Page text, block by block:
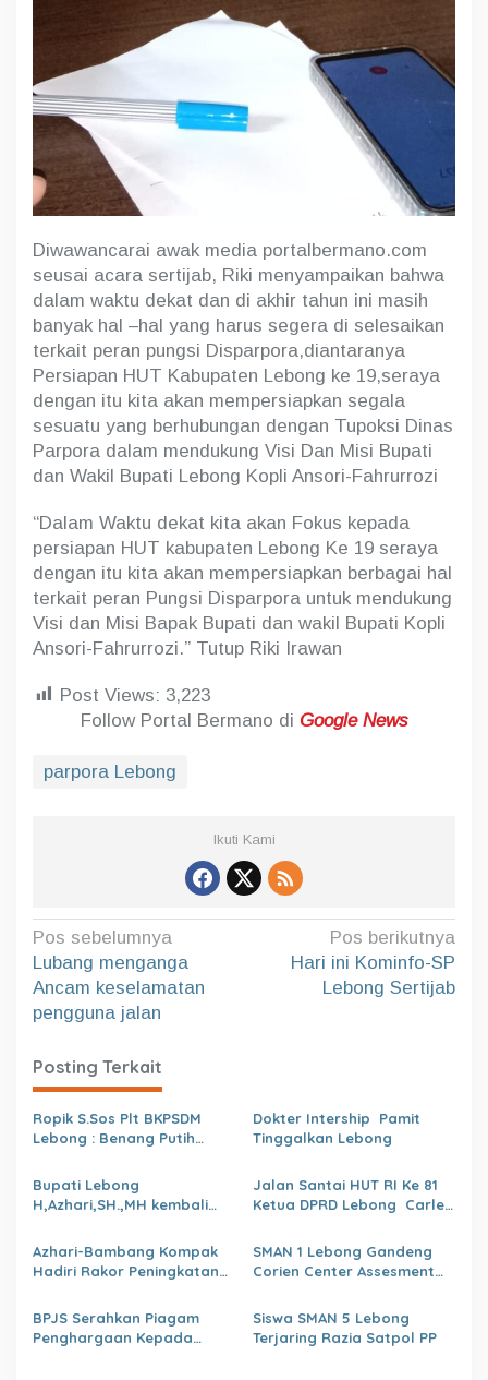
Diwawancarai awak media portalbermano.com
seusai acara sertijab, Riki menyampaikan bahwa
dalam waktu dekat dan di akhir tahun ini masih
banyak hal –hal yang harus segera di selesaikan
terkait peran pungsi Disparpora,diantaranya
Persiapan HUT Kabupaten Lebong ke 19,seraya
dengan itu kita akan mempersiapkan segala
sesuatu yang berhubungan dengan Tupoksi Dinas
Parpora dalam mendukung Visi Dan Misi Bupati
dan Wakil Bupati Lebong Kopli Ansori-Fahrurrozi
“Dalam Waktu dekat kita akan Fokus kepada
persiapan HUT kabupaten Lebong Ke 19 seraya
dengan itu kita akan mempersiapkan berbagai hal
terkait peran Pungsi Disparpora untuk mendukung
Visi dan Misi Bapak Bupati dan wakil Bupati Kopli
Ansori-Fahrurrozi.” Tutup Riki Irawan
Post Views: 3,223
Follow Portal Bermano di Google News
parpora Lebong
Ikuti Kami
N
a
v
i
g
a
s
i
p
o
s
Pos sebelumnya
Lubang menganga
Ancam keselamatan
pengguna jalan
Pos berikutnya
Hari ini Kominfo-SP
Lebong Sertijab
Posting Terkait
Ropik S.Sos Plt BKPSDM
Lebong : Benang Putih
dan Isu Buruk Pelayanan
BKPSDM
Dokter Intership Pamit
Tinggalkan Lebong
Bupati Lebong
H,Azhari,SH.,MH kembali
Jalan Santai HUT RI Ke 81
Ketua DPRD Lebong Carles
Israwati Makmur SM
Azhari-Bambang Kompak
Hadiri Rakor Peningkatan
kabupaten Lebong Tahun
2026
SMAN 1 Lebong Gandeng
Corien Center Assesment
Baru
BPJS Serahkan Piagam
Penghargaan Kepada
Siswa SMAN 5 Lebong
Terjaring Razia Satpol PP